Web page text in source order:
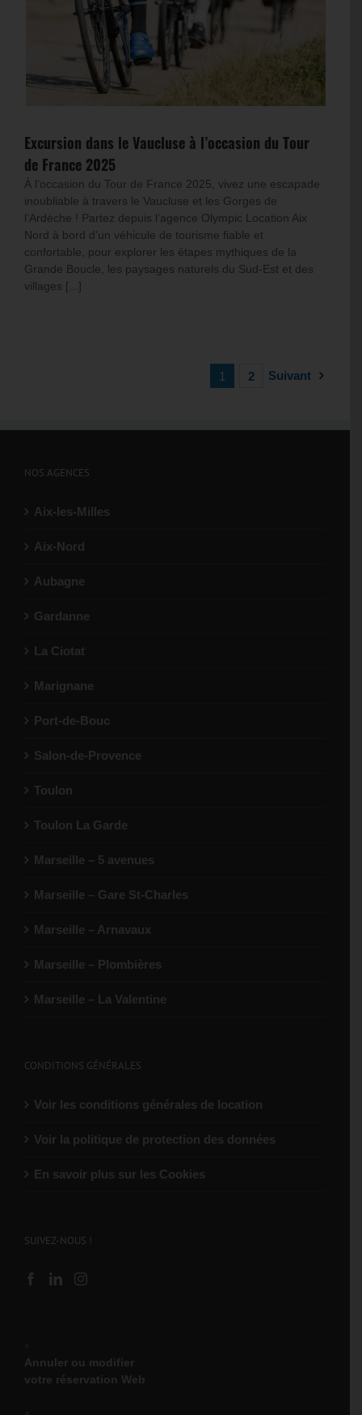
Excursion dans le Vaucluse à l’occasion du Tour
de France 2025
À l’occasion du Tour de France 2025, vivez une escapade
inoubliable à travers le Vaucluse et les Gorges de
l’Ardèche ! Partez depuis l’agence Olympic Location Aix
Nord à bord d’un véhicule de tourisme fiable et
confortable, pour explorer les étapes mythiques de la
Grande Boucle, les paysages naturels du Sud-Est et des
villages [...]
1 2 Suivant
NOS AGENCES
Aix-les-Milles
Aix-Nord
Aubagne
Gardanne
La Ciotat
Marignane
Port-de-Bouc
Salon-de-Provence
Toulon
Toulon La Garde
Marseille – 5 avenues
Marseille – Gare St-Charles
Marseille – Arnavaux
Marseille – Plombières
Marseille – La Valentine
CONDITIONS GÉNÉRALES
Voir les conditions générales de location
Voir la politique de protection des données
En savoir plus sur les Cookies
SUIVEZ-NOUS !
Annuler ou modifier
votre réservation Web